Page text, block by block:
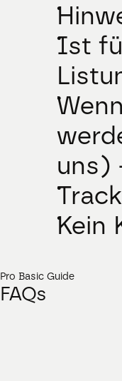
Ist
uns)
Kein
Pro Basic Guide
FAQs